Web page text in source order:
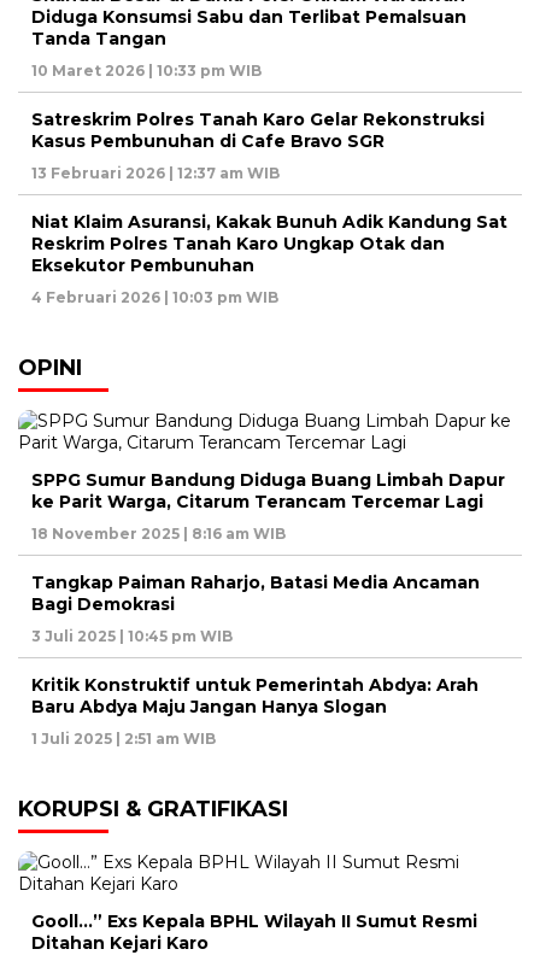
Diduga Konsumsi Sabu dan Terlibat Pemalsuan
Tanda Tangan
10 Maret 2026 | 10:33 pm WIB
Satreskrim Polres Tanah Karo Gelar Rekonstruksi
Kasus Pembunuhan di Cafe Bravo SGR
13 Februari 2026 | 12:37 am WIB
Niat Klaim Asuransi, Kakak Bunuh Adik Kandung Sat
Reskrim Polres Tanah Karo Ungkap Otak dan
Eksekutor Pembunuhan
4 Februari 2026 | 10:03 pm WIB
OPINI
SPPG Sumur Bandung Diduga Buang Limbah Dapur
ke Parit Warga, Citarum Terancam Tercemar Lagi
18 November 2025 | 8:16 am WIB
Tangkap Paiman Raharjo, Batasi Media Ancaman
Bagi Demokrasi
3 Juli 2025 | 10:45 pm WIB
Kritik Konstruktif untuk Pemerintah Abdya: Arah
Baru Abdya Maju Jangan Hanya Slogan
1 Juli 2025 | 2:51 am WIB
KORUPSI & GRATIFIKASI
Gooll…” Exs Kepala BPHL Wilayah II Sumut Resmi
Ditahan Kejari Karo